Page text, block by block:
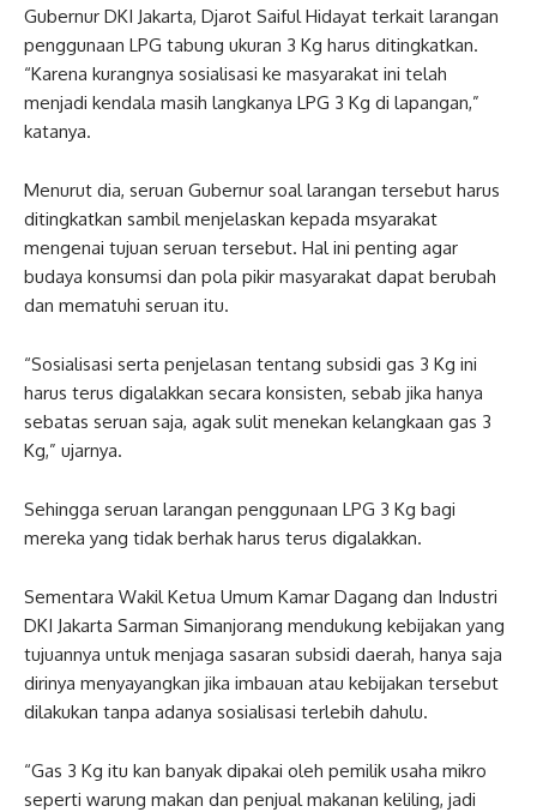
Gubernur DKI Jakarta, Djarot Saiful Hidayat terkait larangan
penggunaan LPG tabung ukuran 3 Kg harus ditingkatkan.
“Karena kurangnya sosialisasi ke masyarakat ini telah
menjadi kendala masih langkanya LPG 3 Kg di lapangan,”
katanya.
Menurut dia, seruan Gubernur soal larangan tersebut harus
ditingkatkan sambil menjelaskan kepada msyarakat
mengenai tujuan seruan tersebut. Hal ini penting agar
budaya konsumsi dan pola pikir masyarakat dapat berubah
dan mematuhi seruan itu.
“Sosialisasi serta penjelasan tentang subsidi gas 3 Kg ini
harus terus digalakkan secara konsisten, sebab jika hanya
sebatas seruan saja, agak sulit menekan kelangkaan gas 3
Kg,” ujarnya.
Sehingga seruan larangan penggunaan LPG 3 Kg bagi
mereka yang tidak berhak harus terus digalakkan.
Sementara Wakil Ketua Umum Kamar Dagang dan Industri
DKI Jakarta Sarman Simanjorang mendukung kebijakan yang
tujuannya untuk menjaga sasaran subsidi daerah, hanya saja
dirinya menyayangkan jika imbauan atau kebijakan tersebut
dilakukan tanpa adanya sosialisasi terlebih dahulu.
“Gas 3 Kg itu kan banyak dipakai oleh pemilik usaha mikro
seperti warung makan dan penjual makanan keliling, jadi